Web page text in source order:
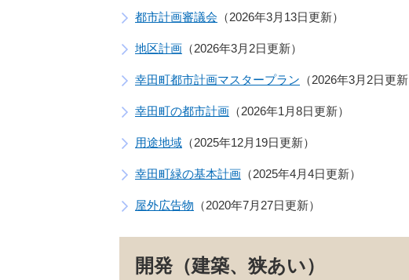
都市計画審議会 2026年3月13日更新
地区計画 2026年3月2日更新
幸田町都市計画マスタープラン 2026年3月2日更新
幸田町の都市計画 2026年1月8日更新
用途地域 2025年12月19日更新
幸田町緑の基本計画 2025年4月4日更新
屋外広告物 2020年7月27日更新
開発（建築、狭あい）